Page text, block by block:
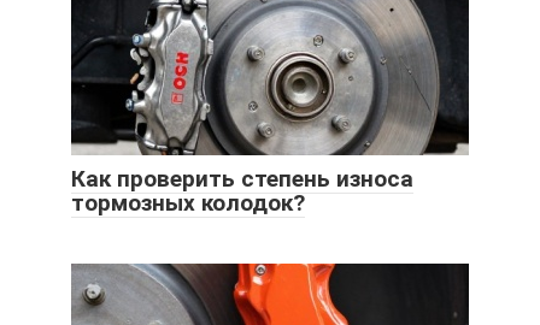
Как проверить степень износа
тормозных колодок?